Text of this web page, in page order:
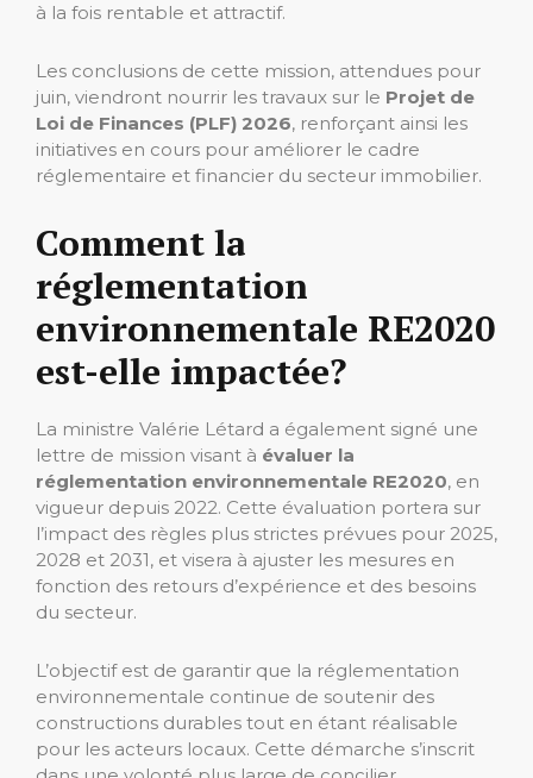
à la fois rentable et attractif.
Les conclusions de cette mission, attendues pour
juin, viendront nourrir les travaux sur le Projet de
Loi de Finances (PLF) 2026, renforçant ainsi les
initiatives en cours pour améliorer le cadre
réglementaire et financier du secteur immobilier.
Comment la
réglementation
environnementale RE2020
est-elle impactée?
La ministre Valérie Létard a également signé une
lettre de mission visant à évaluer la
réglementation environnementale RE2020, en
vigueur depuis 2022. Cette évaluation portera sur
l’impact des règles plus strictes prévues pour 2025,
2028 et 2031, et visera à ajuster les mesures en
fonction des retours d’expérience et des besoins
du secteur.
L’objectif est de garantir que la réglementation
environnementale continue de soutenir des
constructions durables tout en étant réalisable
pour les acteurs locaux. Cette démarche s’inscrit